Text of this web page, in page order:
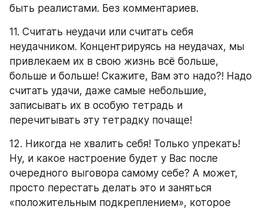
быть реалистами. Без комментариев.
11. Считать неудачи или считать себя
неудачником. Концентрируясь на неудачах, мы
привлекаем их в свою жизнь всё больше,
больше и больше! Скажите, Вам это надо?! Надо
считать удачи, даже самые небольшие,
записывать их в особую тетрадь и
перечитывать эту тетрадку почаще!
12. Никогда не хвалить себя! Только упрекать!
Ну, и какое настроение будет у Вас после
очередного выговора самому себе? А может,
просто перестать делать это и заняться
«положительным подкреплением», которое